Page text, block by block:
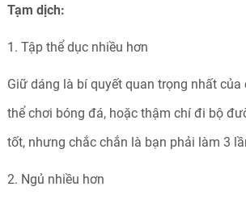
Tạm dịch:
1. Tập thể dục nhiều hơn
Giữ dáng là bí quyết quan trọng nhất của
thể chơi bóng đá, hoặc thậm chí đi bộ
tốt, nhưng chắc chắn là bạn phải làm 3
2. Ngủ nhiều hơn